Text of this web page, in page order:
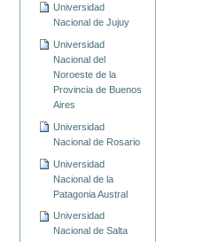
Universidad
Nacional de Jujuy
Universidad
Nacional del
Noroeste de la
Provincia de Buenos
Aires
Universidad
Nacional de Rosario
Universidad
Nacional de la
Patagonia Austral
Universidad
Nacional de Salta